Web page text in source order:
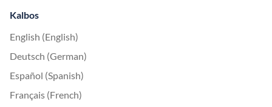
Kalbos
English (English)
Deutsch (German)
Español (Spanish)
Français (French)